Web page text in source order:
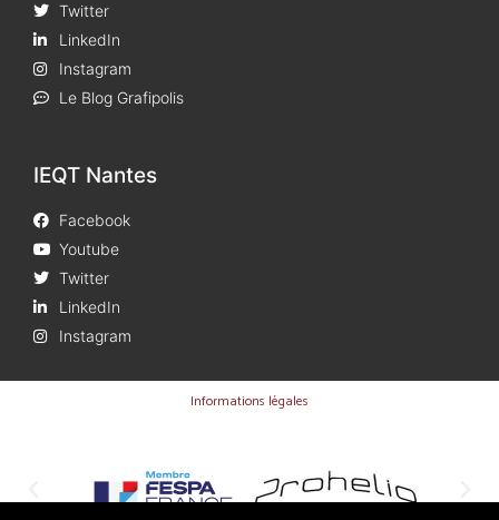
Twitter
LinkedIn
Instagram
Le Blog Grafipolis
IEQT Nantes
Facebook
Youtube
Twitter
LinkedIn
Instagram
Informations légales